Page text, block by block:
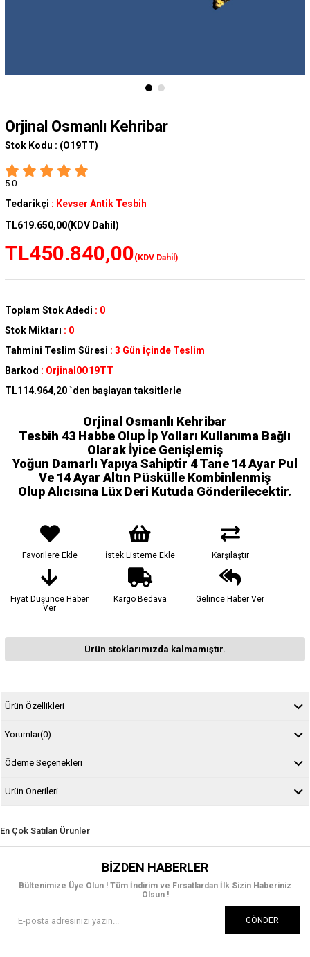
Orjinal Osmanlı Kehribar
Stok Kodu : (O19TT)
5.0
Tedarikçi : Kevser Antik Tesbih
TL619.650,00(KDV Dahil)
TL450.840,00(KDV Dahil)
Toplam Stok Adedi : 0
Stok Miktarı : 0
Tahmini Teslim Süresi : 3 Gün İçinde Teslim
Barkod : Orjinal0O19TT
TL114.964,20 `den başlayan taksitlerle
Orjinal Osmanlı Kehribar
Tesbih 43 Habbe Olup İp Yolları Kullanıma Bağlı
Olarak İyice Genişlemiş
Yoğun Damarlı Yapıya Sahiptir 4 Tane 14 Ayar Pul
Ve 14 Ayar Altın Püskülle Kombinlenmiş
Olup Alıcısına Lüx Deri Kutuda Gönderilecektir.
Favorilere Ekle İstek Listeme Ekle Karşılaştır
Fiyat Düşünce Haber
Ver
Kargo Bedava Gelince Haber Ver
Ürün stoklarımızda kalmamıştır.
Ürün Özellikleri
Yorumlar(0)
Ödeme Seçenekleri
Ürün Önerileri
En Çok Satılan Ürünler
BIZDEN HABERLER
Bültenimize Üye Olun ! Tüm İndirim ve Fırsatlardan İlk Sizin Haberiniz
Olsun !
GÖNDER